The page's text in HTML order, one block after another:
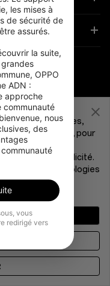
France (Français)
Center (OneSRC)
les mises à
de sécurité de
assurés.
la suite,
grandes
OPPO
ADN :
approche
communauté
nous
des
vous
redirigé vers
connexes,
aux cookies
, pour
du site,
ou la publicité.
de ces technologies